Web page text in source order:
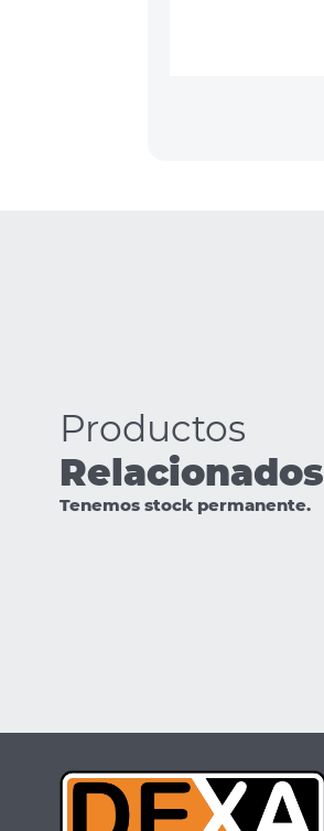
Productos
Relacionados
Tenemos stock permanente.
FDRI 12V2000